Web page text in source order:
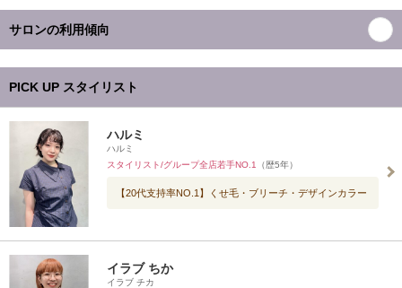
サロンの利用傾向
PICK UP スタイリスト
ハルミ
ハルミ
スタイリスト/グループ全店若手NO.1
（歴5年）
【20代支持率NO.1】くせ毛・ブリーチ・デザインカラー
イラブ ちか
イラブ チカ